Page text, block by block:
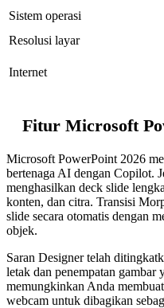
Sistem operasi
Resolusi layar
Internet
Fitur Microsoft
Microsoft PowerPoint 2026
bertenaga AI dengan Copilot.
menghasilkan deck slide
konten, dan citra. Transisi
slide secara otomatis dengan
objek.
Saran Designer telah
letak dan penempatan
memungkinkan Anda
webcam untuk dibagikan